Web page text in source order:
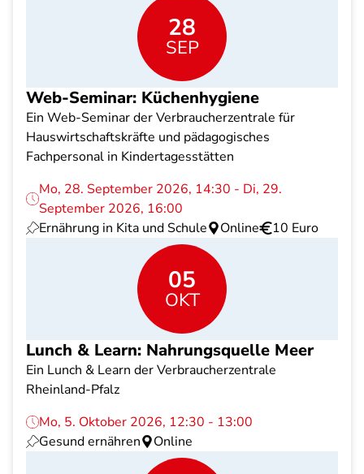
28
SEP
Web-Seminar: Küchenhygiene
Ein Web-Seminar der Verbraucherzentrale für
Hauswirtschaftskräfte und pädagogisches
Fachpersonal in Kindertagesstätten
Mo, 28. September 2026, 14:30 - Di, 29.
September 2026, 16:00
Ernährung in Kita und Schule
Online 10 Euro
05
OKT
Lunch & Learn: Nahrungsquelle Meer
Ein Lunch & Learn der Verbraucherzentrale
Rheinland-Pfalz
Mo, 5. Oktober 2026, 12:30 - 13:00
Gesund ernähren
Online